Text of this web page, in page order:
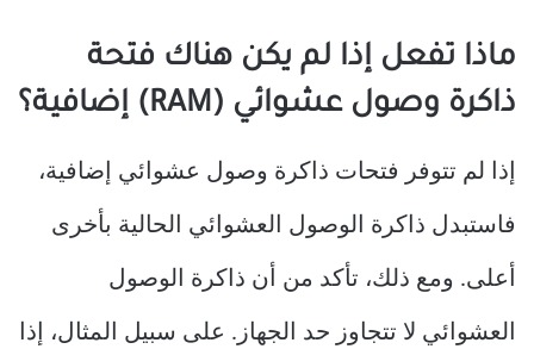
ماذا تفعل إذا لم يكن هناك فتحة
ذاكرة وصول عشوائي (RAM) إضافية؟
إذا لم تتوفر فتحات ذاكرة وصول عشوائي إضافية،
فاستبدل ذاكرة الوصول العشوائي الحالية بأخرى
أعلى. ومع ذلك، تأكد من أن ذاكرة الوصول
العشوائي لا تتجاوز حد الجهاز. على سبيل المثال، إذا